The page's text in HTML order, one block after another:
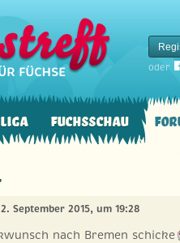
oder
Liga Fuchsschau
September 2015, um 19:28
nach Bremen schicke